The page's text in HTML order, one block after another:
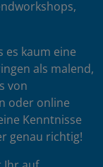
es kaum eine
als malend,
von
oder online
Kenntnisse
genau richtig!